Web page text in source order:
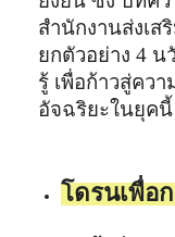
สำนักงานส่งเส
ยกตัวอย่าง 4 น
รู้ เพื่อก้าวสู่ควา
อัจฉริยะในยุค
โดรนเพื่อ